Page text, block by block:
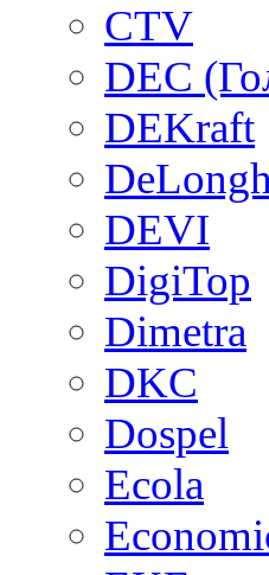
CTV
DEC
DEKraft
DEVI
DigiTop
Dimetra
DKC
Dospel
Ecola